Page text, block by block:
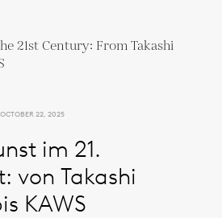
22, 2025
im 21.
von Takashi
KAWS